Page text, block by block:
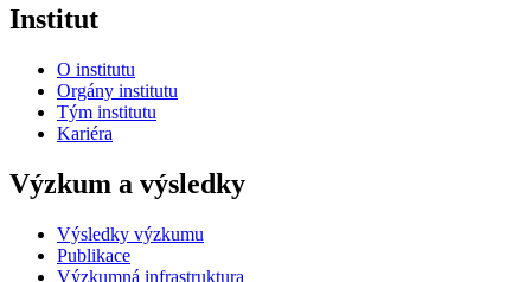
Institut
O institutu
Orgány institutu
Tým institutu
Kariéra
Výzkum a výsledky
Výsledky výzkumu
Publikace
Výzkumná infrastruktura